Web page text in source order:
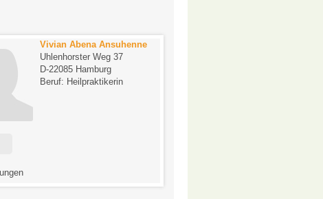
Vivian Abena Ansuhenne
Uhlenhorster Weg 37
D-22085 Hamburg
Beruf: Heilpraktikerin